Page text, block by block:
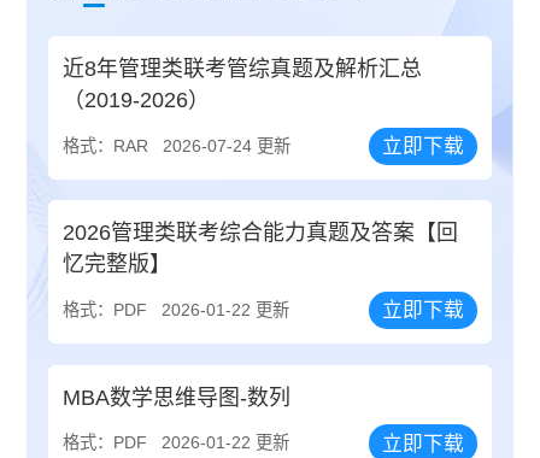
近8年管理类联考管综真题及解析汇总
（2019-2026）
格式：RAR 2026-07-24 更新 立即下载
2026管理类联考综合能力真题及答案【回
忆完整版】
格式：PDF 2026-01-22 更新 立即下载
MBA数学思维导图-数列
格式：PDF 2026-01-22 更新 立即下载